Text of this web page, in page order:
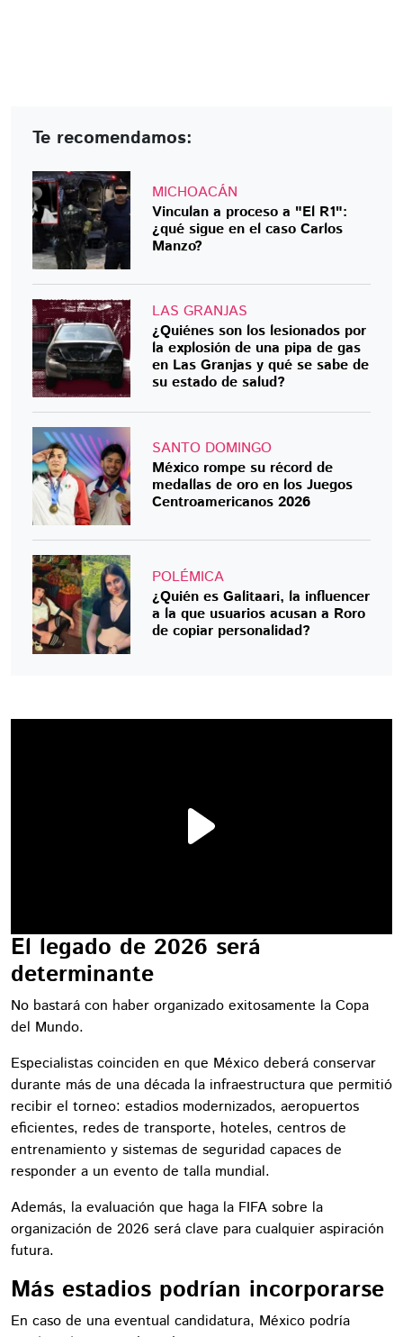
Te recomendamos:
MICHOACÁN
Vinculan a proceso a "El R1":
¿qué sigue en el caso Carlos
Manzo?
LAS GRANJAS
¿Quiénes son los lesionados por
la explosión de una pipa de gas
en Las Granjas y qué se sabe de
su estado de salud?
SANTO DOMINGO
México rompe su récord de
medallas de oro en los Juegos
Centroamericanos 2026
POLÉMICA
¿Quién es Galitaari, la influencer
a la que usuarios acusan a Roro
de copiar personalidad?
El legado de 2026 será
determinante
No bastará con haber organizado exitosamente la Copa
del Mundo.
Especialistas coinciden en que México deberá conservar
durante más de una década la infraestructura que permitió
recibir el torneo: estadios modernizados, aeropuertos
eficientes, redes de transporte, hoteles, centros de
entrenamiento y sistemas de seguridad capaces de
responder a un evento de talla mundial.
Además, la evaluación que haga la FIFA sobre la
organización de 2026 será clave para cualquier aspiración
futura.
Más estadios podrían incorporarse
En caso de una eventual candidatura, México podría